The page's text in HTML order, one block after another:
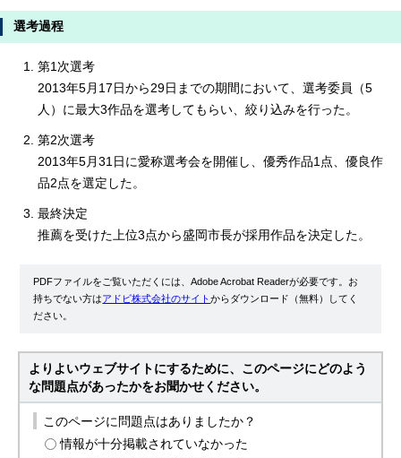
選考過程
第1次選考
2013年5月17日から29日までの期間において、選考委員（5
人）に最大3作品を選考してもらい、絞り込みを行った。
第2次選考
2013年5月31日に愛称選考会を開催し、優秀作品1点、優良作
品2点を選定した。
最終決定
推薦を受けた上位3点から盛岡市長が採用作品を決定した。
PDFファイルをご覧いただくには、Adobe Acrobat Readerが必要です。お
持ちでない方はアドビ株式会社のサイトからダウンロード（無料）してく
ださい。
よりよいウェブサイトにするために、このページにどのよう
な問題点があったかをお聞かせください。
このページに問題点はありましたか？
情報が十分掲載されていなかった